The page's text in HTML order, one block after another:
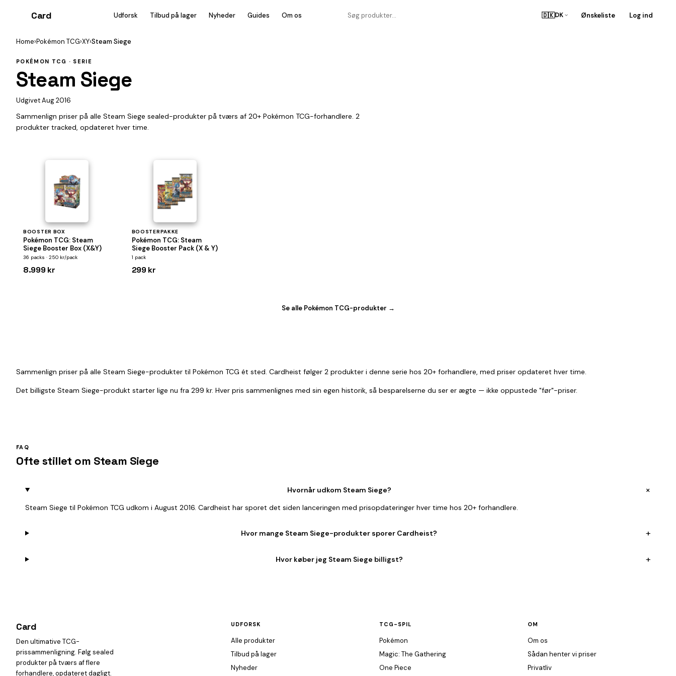
Card Udforsk Tilbud på lager Nyheder Guides Om os 🇩🇰DK Ønskeliste Log ind
Home›Pokémon TCG›XY›Steam Siege
POKÉMON TCG · SERIE
Steam Siege
Udgivet Aug 2016
Sammenlign priser på alle Steam Siege sealed-produkter på tværs af 20+ Pokémon TCG-forhandlere. 2
produkter tracked, opdateret hver time.
BOOSTER BOX
Pokémon TCG: Steam
Siege Booster Box (X&Y)
36 packs · 250 kr/pack
8.999 kr
BOOSTERPAKKE
Pokémon TCG: Steam
Siege Booster Pack (X & Y)
1 pack
299 kr
Se alle Pokémon TCG-produkter →
Sammenlign priser på alle Steam Siege-produkter til Pokémon TCG ét sted. Cardheist følger 2 produkter i denne serie hos 20+ forhandlere, med priser opdateret hver time.
Det billigste Steam Siege-produkt starter lige nu fra 299 kr. Hver pris sammenlignes med sin egen historik, så besparelserne du ser er ægte — ikke oppustede "før"-priser.
FAQ
Ofte stillet om Steam Siege
Hvornår udkom Steam Siege? +
Steam Siege til Pokémon TCG udkom i August 2016. Cardheist har sporet det siden lanceringen med prisopdateringer hver time hos 20+ forhandlere.
Hvor mange Steam Siege-produkter sporer Cardheist? +
Hvor køber jeg Steam Siege billigst? +
Card
Den ultimative TCG-
prissammenligning. Følg sealed
produkter på tværs af flere
forhandlere, opdateret dagligt.
UDFORSK
Alle produkter
Tilbud på lager
Nyheder
TCG-SPIL
Pokémon
Magic: The Gathering
One Piece
OM
Om os
Sådan henter vi priser
Privatliv